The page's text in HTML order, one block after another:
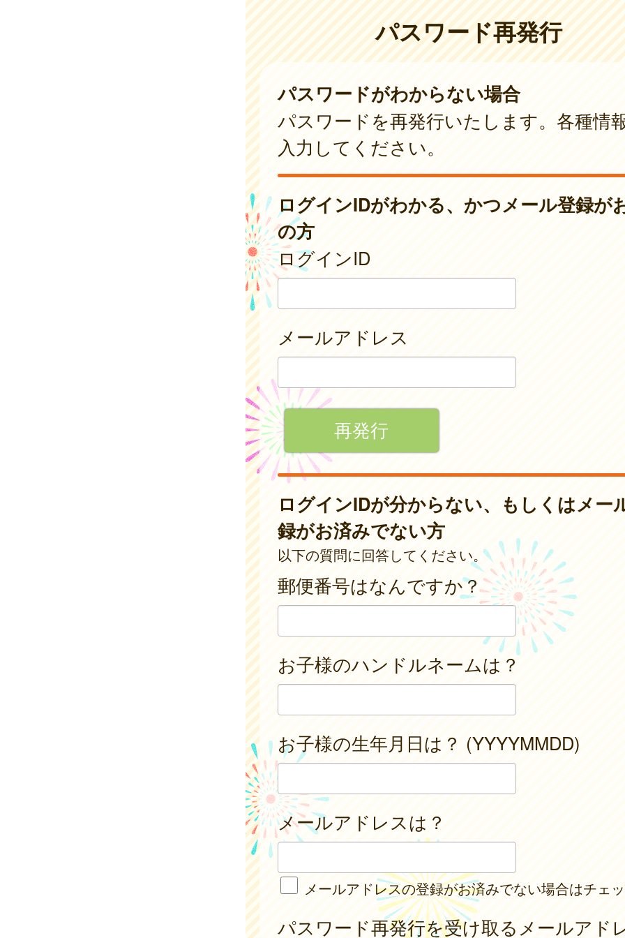
パスワード再発行
パスワードがわからない場合
パスワードを再発行いたします。各種情
入力してください。
ログインIDがわかる、かつメール登録が
の方
ログインID
メールアドレス
ログインIDが分からない、もしくはメー
録がお済みでない方
以下の質問に回答してください。
郵便番号はなんですか？
お子様のハンドルネームは？
お子様の生年月日は？ (YYYYMMDD)
メールアドレスは？
メールアドレスの登録がお済みでない場合はチェ
パスワード再発行を受け取るメールアド